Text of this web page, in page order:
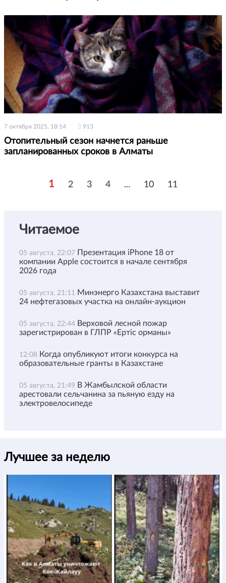
7 октября 2025, 18:14 913
Отопительный сезон начнется раньше
запланированных сроков в Алматы
1 2 3 4 ... 10 11
Читаемое
05 августа, 22:07 Презентация iPhone 18 от
компании Apple состоится в начале сентября
2026 года
05 августа, 21:11
Минэнерго Казахстана выставит
24 нефтегазовых участка на онлайн-аукцион
05 августа, 22:44 Верховой лесной пожар
зарегистрирован в ГЛПР «Ертіс орманы»
12:08 Когда опубликуют итоги конкурса на
образовательные гранты в Казахстане
05 августа, 21:49 В Жамбылской области
арестовали сельчанина за пьяную езду на
электровелосипеде
Лучшее за неделю